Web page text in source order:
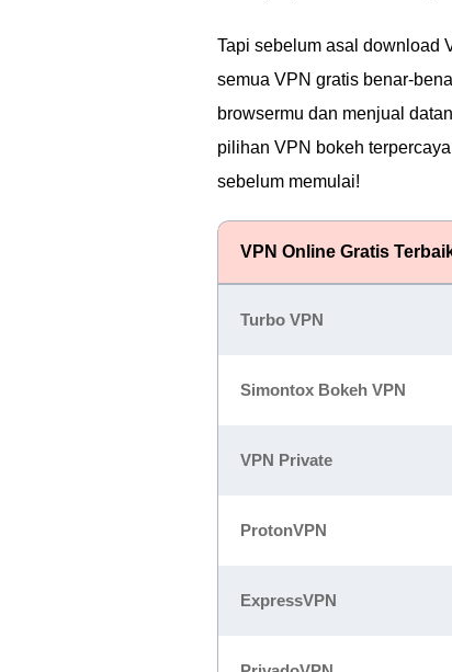
Tapi sebelum asal download
semua VPN gratis benar-
browsermu dan menjual
pilihan VPN bokeh
sebelum memulai!
VPN Online Gratis
Turbo VPN
Simontox Bokeh VPN
VPN Private
ProtonVPN
ExpressVPN